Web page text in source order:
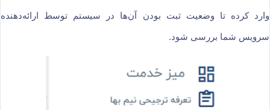
وارد کرده تا وضعیت ثبت بودن آن‌ها در سیستم توسط ارائه‌دهنده
سرویس شما بررسی شود.